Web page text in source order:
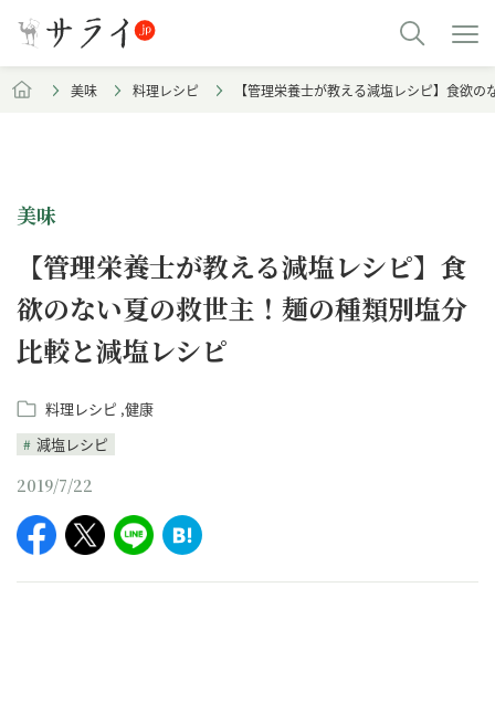
美味 料理レシピ 【管理栄養士が教える減塩レシピ】食欲
美味
【管理栄養士が教える減塩レシピ】食
欲のない夏の救世主！麺の種類別塩分
比較と減塩レシピ
料理レシピ 健康
減塩レシピ
2019/7/22